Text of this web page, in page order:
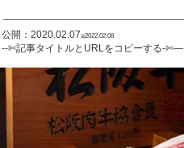
公開：2020.02.07ಇ2022.02.08
--✄記事タイトルとURLをコピーする-✄—